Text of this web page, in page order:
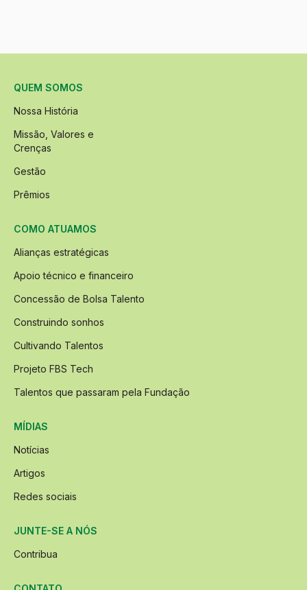
QUEM SOMOS
Nossa História
Missão, Valores e
Crenças
Gestão
Prêmios
COMO ATUAMOS
Alianças estratégicas
Apoio técnico e financeiro
Concessão de Bolsa Talento
Construindo sonhos
Cultivando Talentos
Projeto FBS Tech
Talentos que passaram pela Fundação
MÍDIAS
Notícias
Artigos
Redes sociais
JUNTE-SE A NÓS
Contribua